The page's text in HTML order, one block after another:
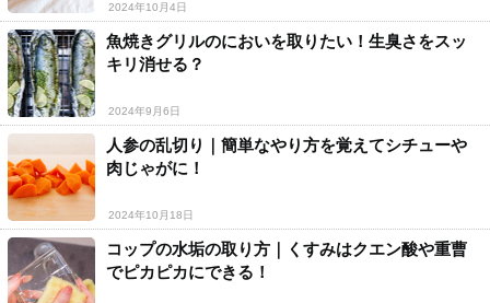
2024年10月4日
魚焼きグリルのにおいを取りたい！生臭さをスッ
キリ消せる？
2024年9月6日
人参の乱切り｜簡単なやり方を覚えてシチューや
肉じゃがに！
2024年10月18日
コップの水垢の取り方｜くすみはクエン酸や重曹
でピカピカにできる！